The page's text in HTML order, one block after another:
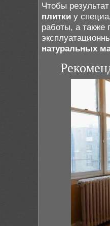
Чтобы
плитки у
работы, а также
натуральных